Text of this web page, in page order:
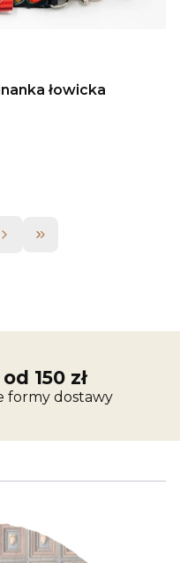
łowicka
Przejdź do ostatniej
150 zł
formy dostawy